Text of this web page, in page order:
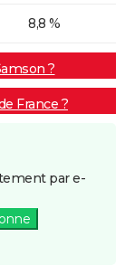
8,8 %
?
France ?
par e-